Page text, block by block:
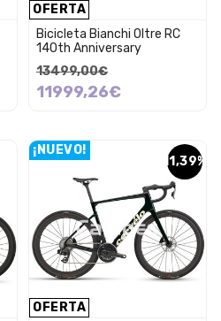
OFERTA
Bicicleta Bianchi Oltre RC
140th Anniversary
13499,00€
11999,26€
11,39%
OFERTA
¡NUEVO!